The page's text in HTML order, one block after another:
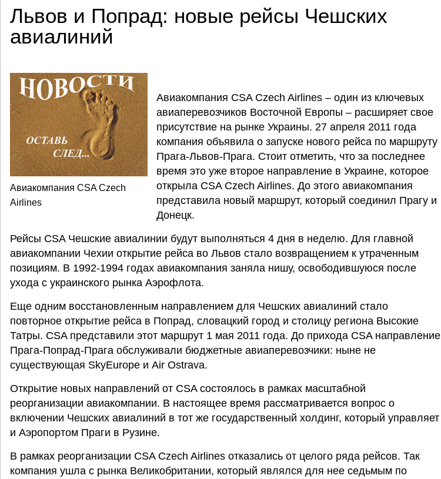
Львов и Попрад: новые рейсы Чешских
авиалиний
Авиакомпания CSA Czech
Airlines
Авиакомпания CSA Czech Airlines – один из ключевых
авиаперевозчиков Восточной Европы – расширяет свое
присутствие на рынке Украины. 27 апреля 2011 года
компания объявила о запуске нового рейса по маршруту
Прага-Львов-Прага. Стоит отметить, что за последнее
время это уже второе направление в Украине, которое
открыла CSA Czech Airlines. До этого авиакомпания
представила новый маршрут, который соединил Прагу и
Донецк.
Рейсы CSA Чешские авиалинии будут выполняться 4 дня в неделю. Для главной
авиакомпании Чехии открытие рейса во Львов стало возвращением к утраченным
позициям. В 1992-1994 годах авиакомпания заняла нишу, освободившуюся после
ухода с украинского рынка Аэрофлота.
Еще одним восстановленным направлением для Чешских авиалиний стало
повторное открытие рейса в Попрад, словацкий город и столицу региона Высокие
Татры. CSA представили этот маршрут 1 мая 2011 года. До прихода CSA направление
Прага-Попрад-Прага обслуживали бюджетные авиаперевозчики: ныне не
существующая SkyEurope и Air Ostrava.
Открытие новых направлений от CSA состоялось в рамках масштабной
реорганизации авиакомпании. В настоящее время рассматривается вопрос о
включении Чешских авиалиний в тот же государственный холдинг, который управляет
и Аэропортом Праги в Рузине.
В рамках реорганизации CSA Czech Airlines отказались от целого ряда рейсов. Так
компания ушла с рынка Великобритании, который являлся для нее седьмым по